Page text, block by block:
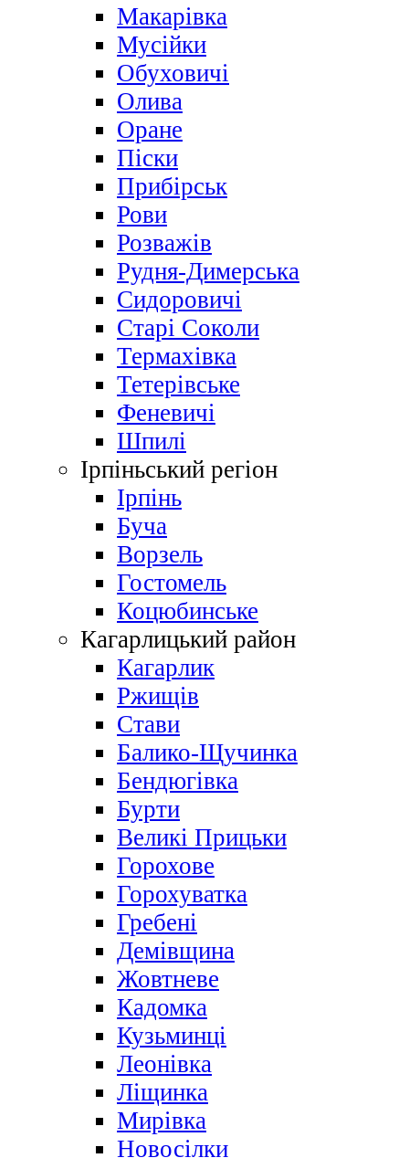
Макарівка
Мусійки
Обуховичі
Олива
Оране
Піски
Прибірськ
Рови
Розважів
Рудня-Димерська
Сидоровичі
Старі Соколи
Термахівка
Тетерівське
Феневичі
Шпилі
Ірпіньський регіон
Ірпінь
Буча
Ворзель
Гостомель
Коцюбинське
Кагарлицький район
Кагарлик
Ржищів
Стави
Балико-Щучинка
Бендюгівка
Бурти
Великі Прицьки
Горохове
Горохуватка
Гребені
Демівщина
Жовтневе
Кадомка
Кузьминці
Леонівка
Ліщинка
Мирівка
Новосілки